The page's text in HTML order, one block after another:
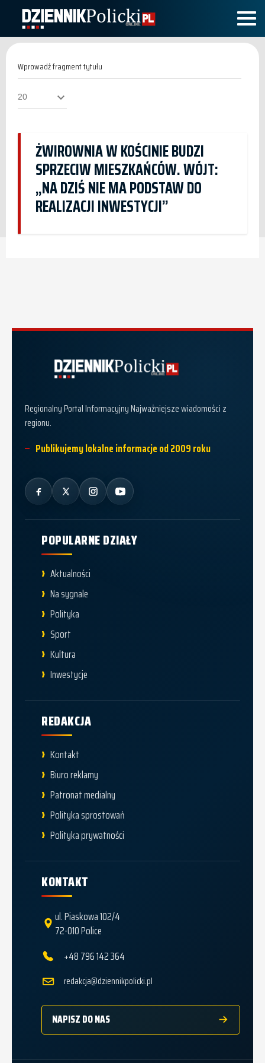
Wprowadź
fragment
tytułu
Pokaż
#
ŻWIROWNIA W KOŚCINIE BUDZI
SPRZECIW MIESZKAŃCÓW. WÓJT:
„NA DZIŚ NIE MA PODSTAW DO
REALIZACJI INWESTYCJI”
Regionalny Portal Informacyjny Najważniejsze wiadomości z
regionu.
Publikujemy lokalne informacje od 2009 roku
POPULARNE DZIAŁY
Aktualności
Na sygnale
Polityka
Sport
Kultura
Inwestycje
REDAKCJA
Kontakt
Biuro reklamy
Patronat medialny
Polityka sprostowań
Polityka prywatności
KONTAKT
ul. Piaskowa 102/4
72-010 Police
+48 796 142 364
redakcja@dziennikpolicki.pl
NAPISZ DO NAS